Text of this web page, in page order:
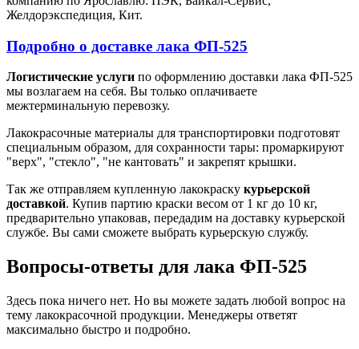
Желдорэкспедиция, Кит.
Подробно о доставке лака ФП-525
Логистические услуги по оформлению доставки лака ФП-525
мы возлагаем на себя. Вы только оплачиваете
межтерминальную перевозку.
Лакокрасочные материалы для транспортировки подготовят
специальным образом, для сохранности тары: промаркируют
"верх", "стекло", "не кантовать" и закрепят крышки.
Так же отправляем купленную лакокраску курьерской
доставкой. Купив партию краски весом от 1 кг до 10 кг,
предварительно упаковав, передадим на доставку курьерской
службе. Вы сами сможете выбрать курьерскую службу.
Вопросы-ответы для лака ФП-525
Здесь пока ничего нет. Но вы можете задать любой вопрос на
тему лакокрасочной продукции. Менеджеры ответят
максимально быстро и подробно.